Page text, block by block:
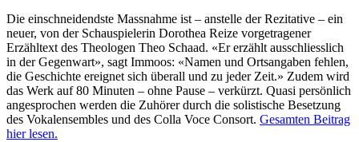
Die einschneidendste Massnahme ist – anstelle der Rezitative – ein
neuer, von der Schauspielerin Dorothea Reize vorgetragener
Erzähltext des Theologen Theo Schaad. «Er erzählt ausschliesslich
in der Gegenwart», sagt Immoos: «Namen und Ortsangaben fehlen,
die Geschichte ereignet sich überall und zu jeder Zeit.» Zudem wird
das Werk auf 80 Minuten – ohne Pause – verkürzt. Quasi persönlich
angesprochen werden die Zuhörer durch die solistische Besetzung
des Vokalensembles und des Colla Voce Consort. Gesamten Beitrag
hier lesen.